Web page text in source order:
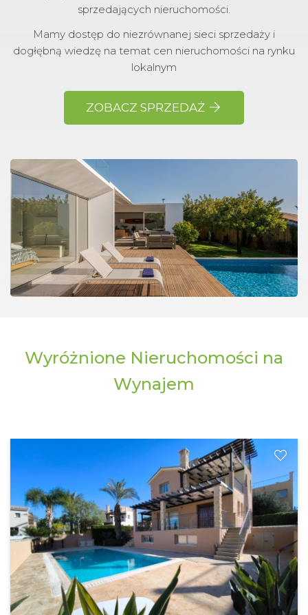
sprzedających nieruchomości.
Mamy dostęp do niezrównanej sieci sprzedaży i
dogłębną wiedzę na temat cen nieruchomości na rynku
lokalnym
ZOBACZ SPRZEDAŻ
Wyróżnione Nieruchomości na
Wynajem